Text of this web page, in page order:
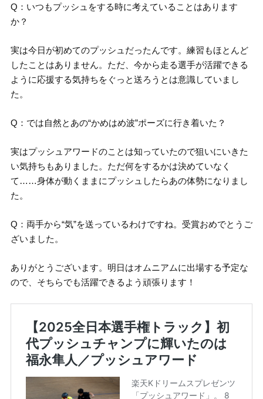
Q：いつもプッシュをする時に考えていることはあります
か？
実は今日が初めてのプッシュだったんです。練習もほとんど
したことはありません。ただ、今から走る選手が活躍できる
ように応援する気持ちをぐっと送ろうとは意識していまし
た。
Q：では自然とあの“かめはめ波”ポーズに行き着いた？
実はプッシュアワードのことは知っていたので狙いにいきた
い気持ちもありました。ただ何をするかは決めていなく
て……身体が動くままにプッシュしたらあの体勢になりまし
た。
Q：両手から“気”を送っているわけですね。受賞おめでとうご
ざいました。
ありがとうございます。明日はオムニアムに出場する予定な
ので、そちらでも活躍できるよう頑張ります！